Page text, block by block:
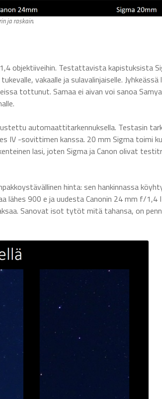
ja raskain.
objektiiveihin. Testattavista kapistuksista
vakaalle ja sulavalinjaiselle.
tottunut. Samaa ei aivan voi sanoa
automaattitarkennuksella. Testasin
IV -sovittimen kanssa. 20 mm Sigma toimi
lasi, joten Sigma ja Canon olivat
hinta: sen hankinnassa
lähes 900 e ja uudesta Canonin 24 mm f/1,4
Sanovat isot tytöt mitä tahansa, on